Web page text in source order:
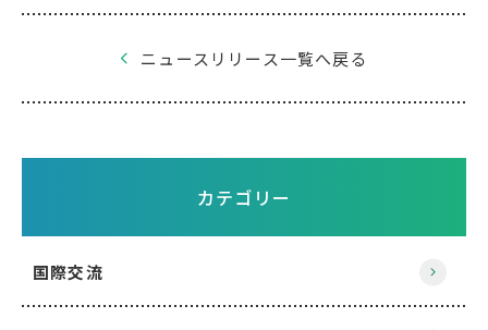
ニュースリリース一覧へ戻る
カテゴリー
国際交流